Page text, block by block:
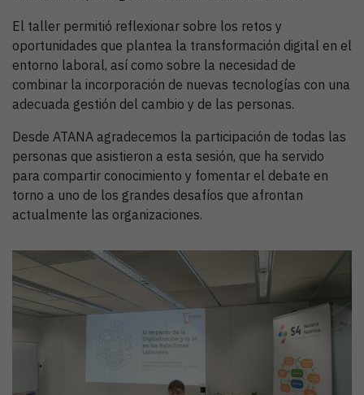
El taller permitió reflexionar sobre los retos y
oportunidades que plantea la transformación digital en el
entorno laboral, así como sobre la necesidad de
combinar la incorporación de nuevas tecnologías con una
adecuada gestión del cambio y de las personas.
Desde ATANA agradecemos la participación de todas las
personas que asistieron a esta sesión, que ha servido
para compartir conocimiento y fomentar el debate en
torno a uno de los grandes desafíos que afrontan
actualmente las organizaciones.